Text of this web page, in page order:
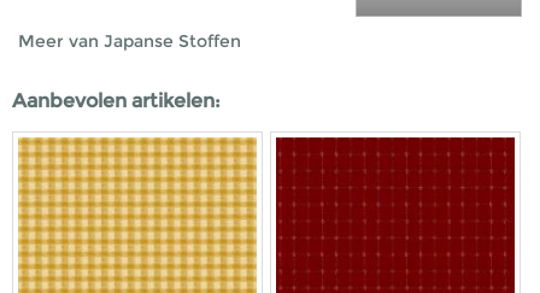
Meer van Japanse Stoffen
Aanbevolen artikelen: